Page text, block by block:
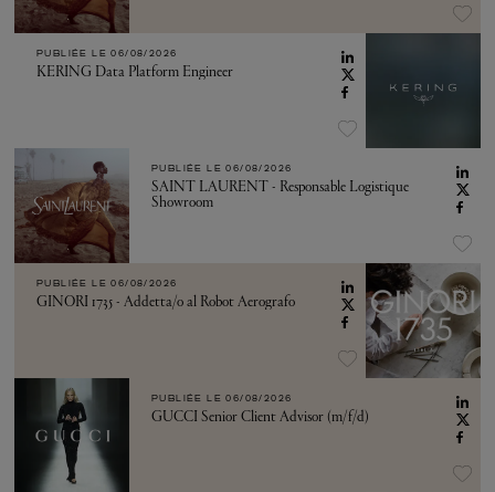
PUBLIÉE LE 06/08/2026
KERING Data Platform Engineer
PUBLIÉE LE 06/08/2026
SAINT LAURENT - Responsable Logistique
Showroom
PUBLIÉE LE 06/08/2026
GINORI 1735 - Addetta/o al Robot Aerografo
PUBLIÉE LE 06/08/2026
GUCCI Senior Client Advisor (m/f/d)